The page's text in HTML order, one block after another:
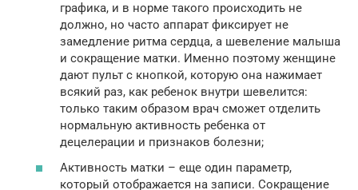
графика, и в норме такого происходить не
должно, но часто аппарат фиксирует не
замедление ритма сердца, а шевеление малыша
и сокращение матки. Именно поэтому женщине
дают пульт с кнопкой, которую она нажимает
всякий раз, как ребенок внутри шевелится:
только таким образом врач сможет отделить
нормальную активность ребенка от
децелерации и признаков болезни;
Активность матки – еще один параметр,
который отображается на записи. Сокращение